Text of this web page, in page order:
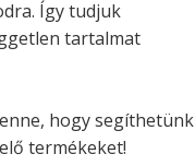
Így tudjuk
tartalmat
hogy segíthetünk
termékeket!